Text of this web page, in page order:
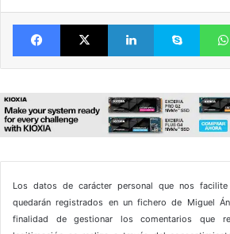
FacebookX LinkedIn Skype
Los datos de carácter personal que nos
quedarán registrados en un fichero de Miguel
finalidad de gestionar los comentarios que